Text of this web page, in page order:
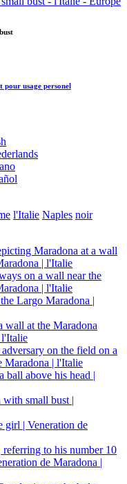
pour usage personel
l'Italie Naples noir